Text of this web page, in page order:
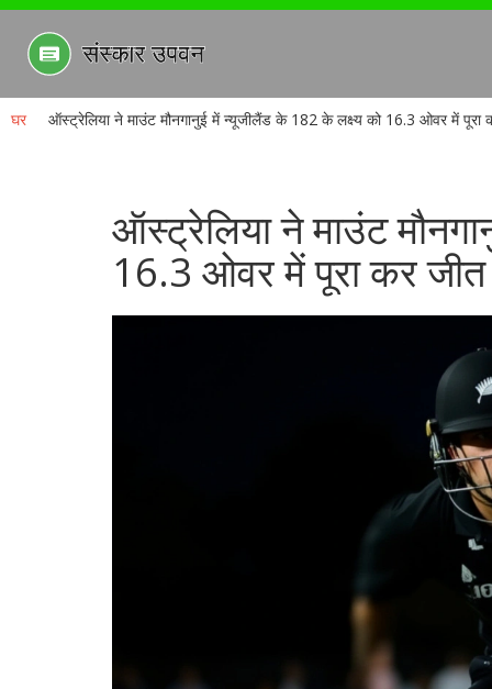
घर ऑस्ट्रेलिया ने माउंट मौनगानुई में न्यूजीलैंड के 182 के लक्ष्य को 16.3 ओवर में पूरा
ऑस्ट्रेलिया ने माउंट
16.3 ओवर में पूरा कर जीत